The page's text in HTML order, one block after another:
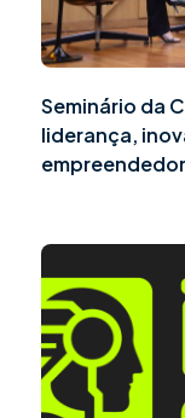
Seminário da
liderança,